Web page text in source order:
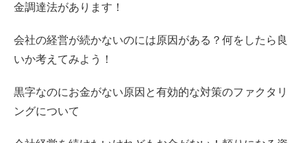
金調達法があります！
会社の経営が続かないのには原因がある？何をしたら良
いか考えてみよう！
黒字なのにお金がない原因と有効的な対策のファクタリ
ングについて